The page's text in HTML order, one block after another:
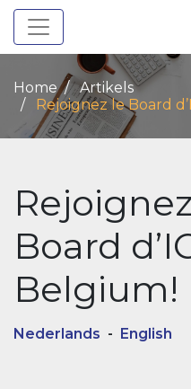
Toggle navigation
Home
Artikels
Rejoignez le Board
Board
Belgium!
Nederlands - English